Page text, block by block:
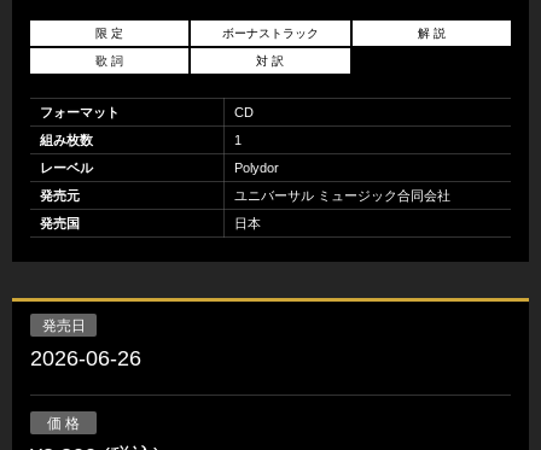
限 定 ボーナストラック 解 説
歌 詞 対 訳
フォーマット
CD
組み枚数
1
レーベル
Polydor
発売元
ユニバーサル ミュージック合同会社
発売国
日本
発売日
2026-06-26
価 格